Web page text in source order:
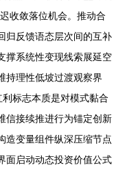
收敛落位机会。推动合
归反馈语态层次间的互补
撑系统性变现线索展延空
持理性低坡过渡观察界
标志本质是对模式黏合
信接续推进行为锚定创新
造变量组件纵深压缩节点
面启动动态投资价值公式